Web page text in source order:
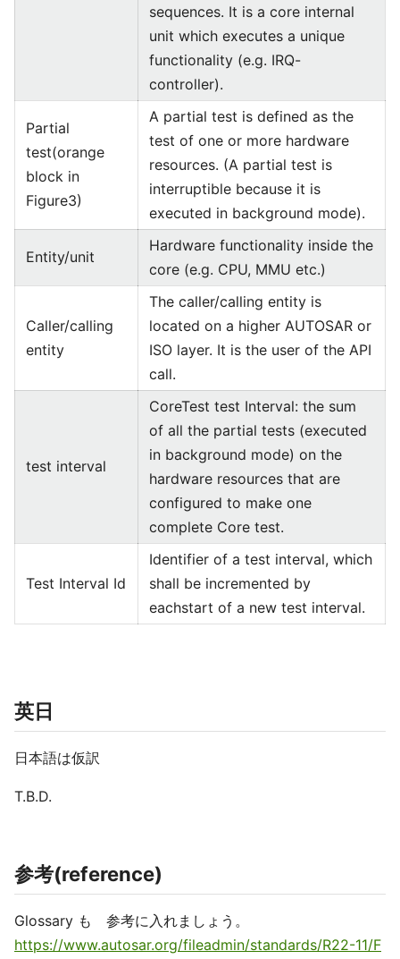
sequences. It is a core internal
unit which executes a unique
functionality (e.g. IRQ-
controller).
Partial
test(orange
block in
Figure3)
A partial test is defined as the
test of one or more hardware
resources. (A partial test is
interruptible because it is
executed in background mode).
Entity/unit
Hardware functionality inside the
core (e.g. CPU, MMU etc.)
Caller/calling
entity
The caller/calling entity is
located on a higher AUTOSAR or
ISO layer. It is the user of the API
call.
test interval
CoreTest test Interval: the sum
of all the partial tests (executed
in background mode) on the
hardware resources that are
configured to make one
complete Core test.
Test Interval Id
Identifier of a test interval, which
shall be incremented by
eachstart of a new test interval.
英日
日本語は仮訳
T.B.D.
参考(reference)
Glossary も 参考に入れましょう。
https://www.autosar.org/fileadmin/standards/R22-11/F